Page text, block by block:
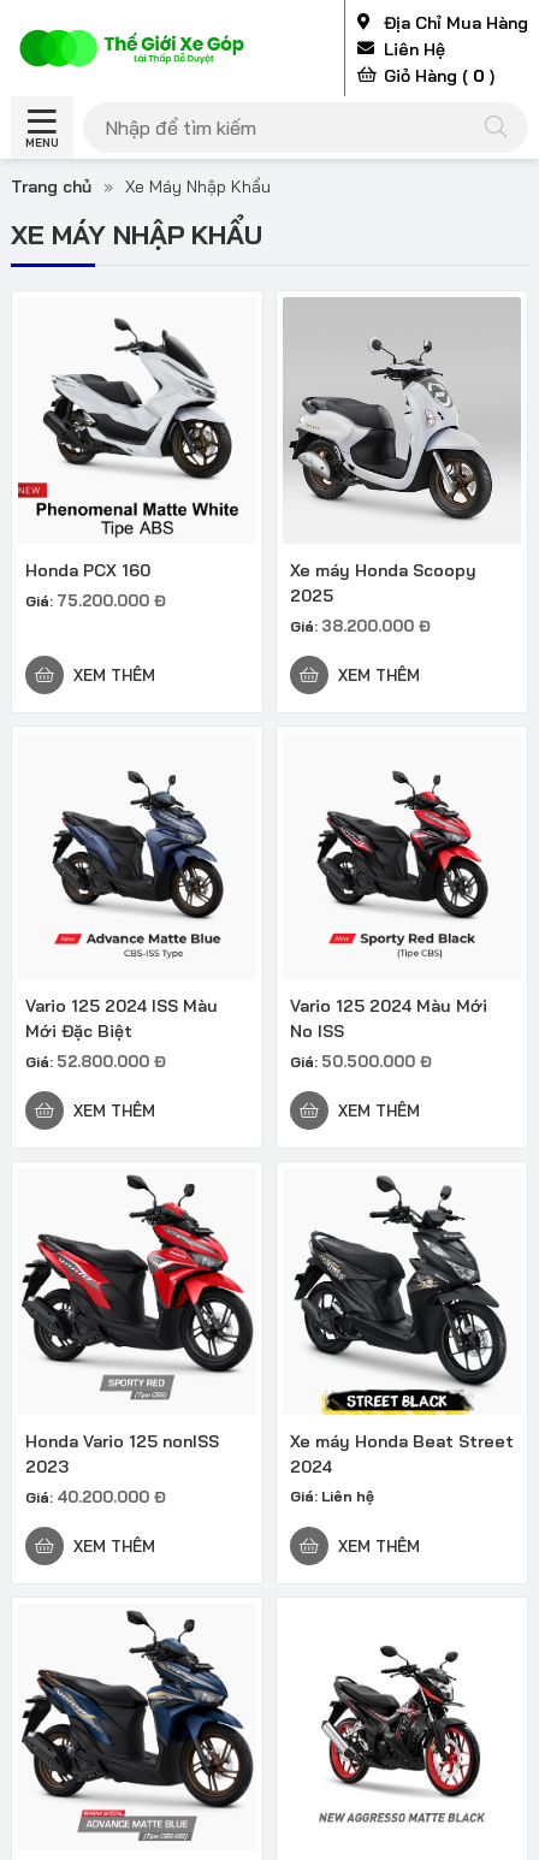
Địa Chỉ Mua Hàng
Liên Hệ
Giỏ Hàng ( 0 )
MENU
Trang chủ » Xe Máy Nhập Khẩu
XE MÁY NHẬP KHẨU
Honda PCX 160
Giá: 75.200.000 Đ
XEM THÊM
Xe máy Honda Scoopy
2025
Giá: 38.200.000 Đ
XEM THÊM
Vario 125 2024 ISS Màu
Mới Đặc Biệt
Giá: 52.800.000 Đ
XEM THÊM
Vario 125 2024 Màu Mới
No ISS
Giá: 50.500.000 Đ
XEM THÊM
Honda Vario 125 nonISS
2023
Giá: 40.200.000 Đ
XEM THÊM
Xe máy Honda Beat Street
2024
Giá: Liên hệ
XEM THÊM